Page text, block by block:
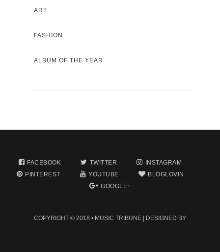
ART
FASHION
ALBUM OF THE YEAR
FACEBOOK TWITTER
INSTAGRAM
PINTEREST
YOUTUBE
BLOGLOVIN
GOOGLE+
COPYRIGHT © 2018 • MUSIC TRIBUNE | DESIGNED BY